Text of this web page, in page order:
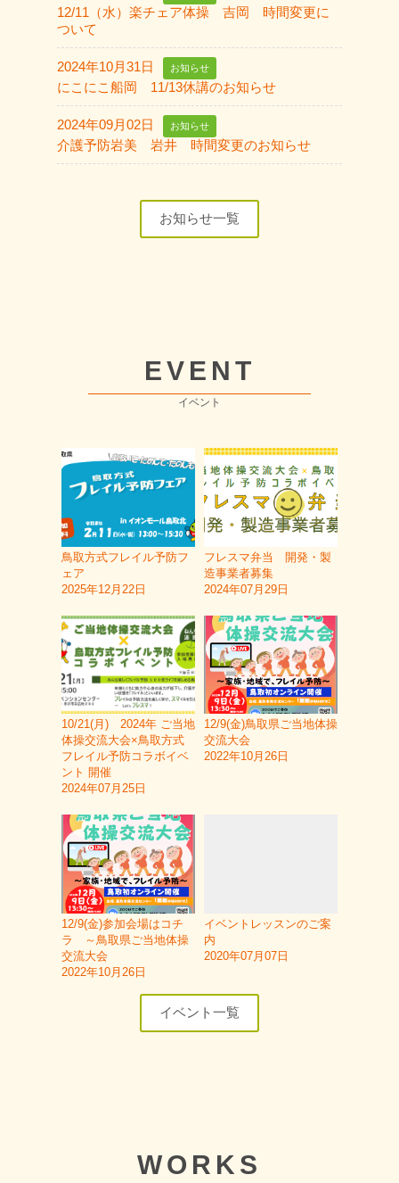
12/11（水）楽チェア体操 吉岡 時間変更に
ついて
2024年10月31日 お知らせ
にこにこ船岡 11/13休講のお知らせ
2024年09月02日 お知らせ
介護予防岩美 岩井 時間変更のお知らせ
お知らせ一覧
EVENT
イベント
鳥取方式フレイル予防フ
ェア
2025年12月22日
フレスマ弁当 開発・製
造事業者募集
2024年07月29日
10/21(月) 2024年 ご当地
体操交流大会×鳥取方式
フレイル予防コラボイベ
ント 開催
2024年07月25日
12/9(金)鳥取県ご当地体操
交流大会
2022年10月26日
12/9(金)参加会場はコチ
ラ ～鳥取県ご当地体操
交流大会
2022年10月26日
イベントレッスンのご案
内
2020年07月07日
イベント一覧
WORKS